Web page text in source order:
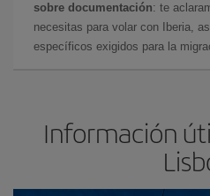
sobre documentación: te
necesitas para volar con Iberia,
específicos exigidos para la
Información